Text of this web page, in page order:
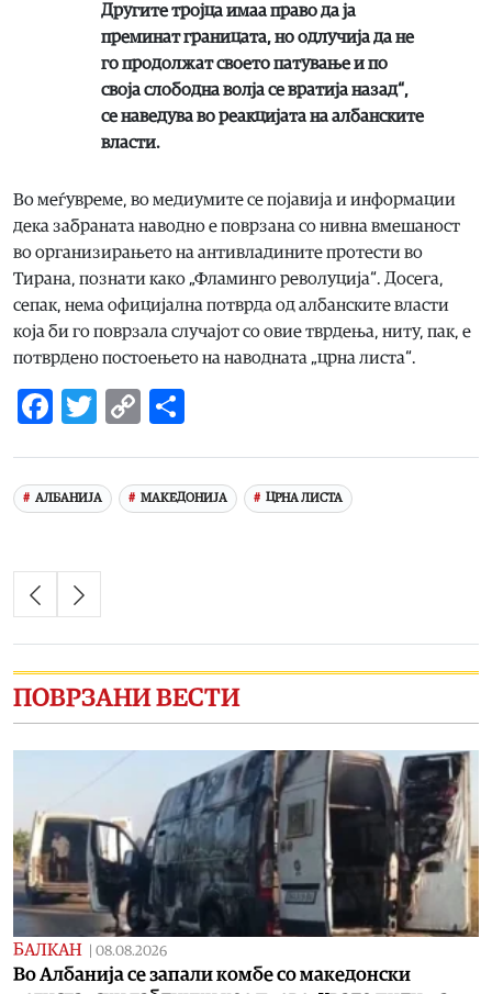
Другите тројца имаа право да ја
преминат границата, но одлучија да не
го продолжат своето патување и по
своја слободна волја се вратија назад“,
се наведува во реакцијата на албанските
власти.
Во меѓувреме, во медиумите се појавија и информации
дека забраната наводно е поврзана со нивна вмешаност
во организирањето на антивладините протести во
Тирана, познати како „Фламинго револуција“. Досега,
сепак, нема официјална потврда од албанските власти
која би го поврзала случајот со овие тврдења, ниту, пак, е
потврдено постоењето на наводната „црна листа“.
Facebook
Twitter
Copy
АЛБАНИЈА МАКЕДОНИЈА ЦРНА ЛИСТА
ПОВРЗАНИ ВЕСТИ
БАЛКАН 08.08.2026
Во Албанија се запали комбе со македонски